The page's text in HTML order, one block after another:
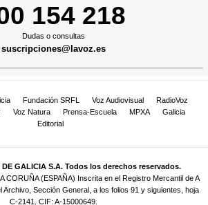
154 218
Dudas o consultas
suscripciones@lavoz.es
Fundación SRFL Voz Audiovisual
RadioVoz
Voz Natura Prensa-Escuela MPXA
Galicia
Editorial
GALICIA S.A. Todos los derechos reservados.
CORUÑA (ESPAÑA) Inscrita en el Registro Mercantil de A
Archivo, Sección General, a los folios 91 y siguientes, hoja
C-2141. CIF: A-15000649.